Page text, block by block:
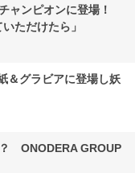
ャンピオンに登場！
ただけたら」
＆グラビアに登場し妖
ONODERA GROUP